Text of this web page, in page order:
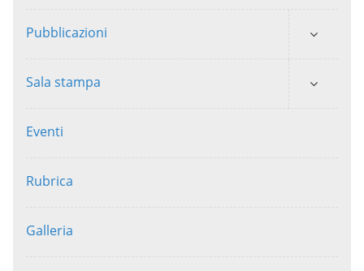
Pubblicazioni
Sala stampa
Eventi
Rubrica
Galleria